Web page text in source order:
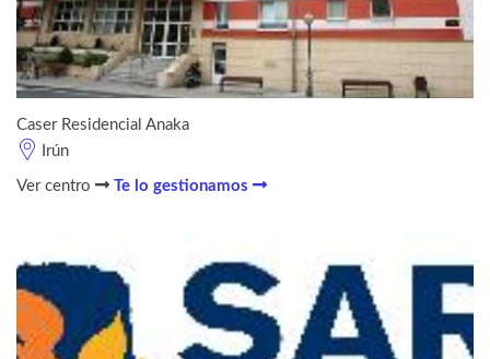
Caser Residencial Anaka
Irún
Ver centro Te lo gestionamos